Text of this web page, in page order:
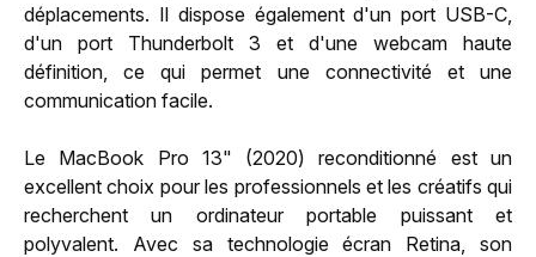
déplacements. Il dispose également d'un port USB-C,
d'un port Thunderbolt 3 et d'une webcam haute
définition, ce qui permet une connectivité et une
communication facile.
Le MacBook Pro 13" (2020) reconditionné est un
excellent choix pour les professionnels et les créatifs qui
recherchent un ordinateur portable puissant et
polyvalent. Avec sa technologie écran Retina, son